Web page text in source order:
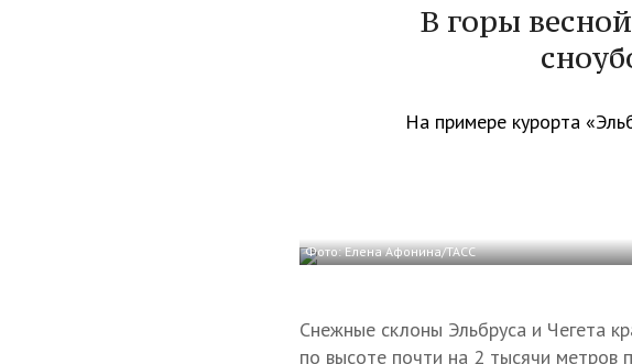
В горы
На примере курорта
Фото: Елена Афонина/ТАСС
Снежные склоны Эльбруса и Чегета
по высоте почти на 2 тысячи метров